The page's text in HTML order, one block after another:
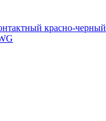
красно-черный